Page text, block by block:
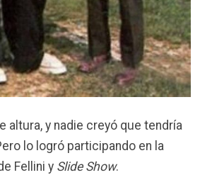
altura, y nadie creyó que tendría
lo logró participando en la
Fellini y Slide Show.